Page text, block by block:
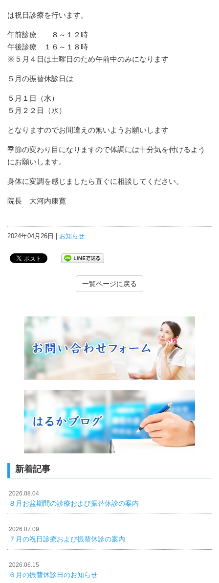
は祝日診療を行います。
午前診療 ８～１２時
午後診療 １６～１８時
※５月４日は土曜日のため午前中のみになります
５月の振替休診日は
５月１日（水）
５月２２日（水）
となりますのでお間違えの無いようお願いします
季節の変わり目になりますので体調には十分気を付けるよう
にお願いします。
身体に変調を感じましたら直ぐに相談してください。
院長 大河内康寛
2024年04月26日 | お知らせ
一覧ページに戻る
新着記事
2026.08.04
８月お盆期間の診療および振替休診の案内
2026.07.09
７月の祝日診療および振替休診の案内
2026.06.15
６月の振替休診日のお知らせ